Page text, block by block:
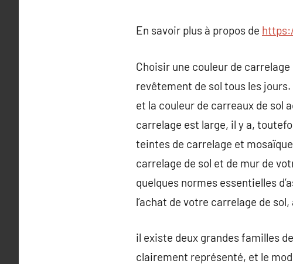
En savoir plus à propos de
Choisir une couleur de
revêtement de sol tous les
et la couleur de carreaux de sol
carrelage est large, il y a,
teintes de carrelage et
carrelage de sol et de mur de
quelques normes essentielles
l’achat de votre carrelage de
il existe deux grandes familles
clairement représenté, et le